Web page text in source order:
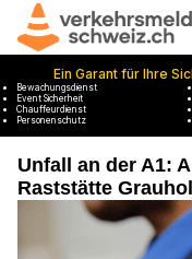
Unfall an der A1:
Raststätte